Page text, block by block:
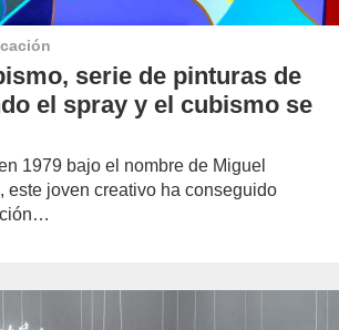
serie de pinturas de
el spray y el cubismo se
1979 bajo el nombre de Miguel
este joven creativo ha conseguido